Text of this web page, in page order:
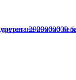
2900х600